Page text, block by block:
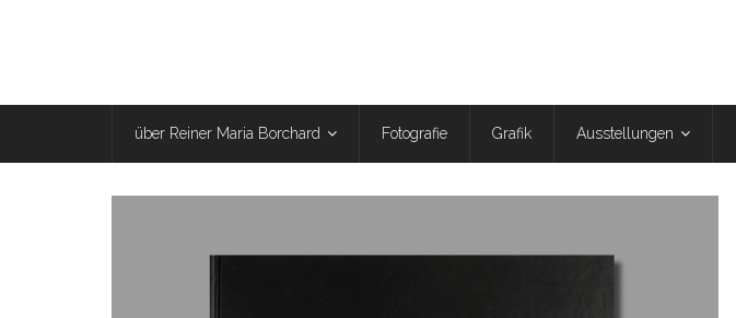
über Reiner Maria Borchard Fotografie Grafik Ausstellungen